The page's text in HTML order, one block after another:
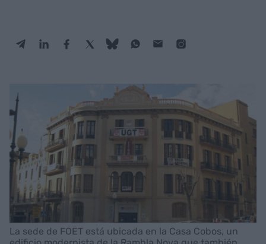
La sede de FOET está ubicada en la Casa Cobos, un